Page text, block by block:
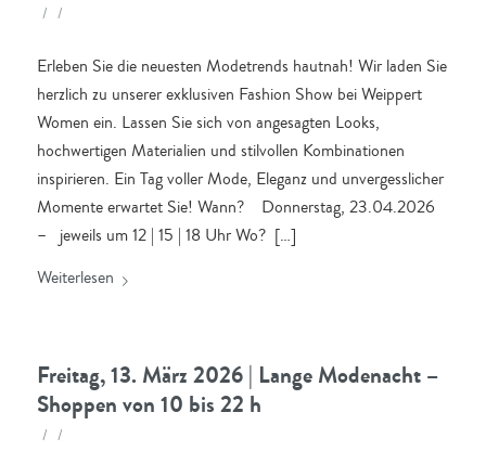
/ /
Erleben Sie die neuesten Modetrends hautnah! Wir laden Sie
herzlich zu unserer exklusiven Fashion Show bei Weippert
Women ein. Lassen Sie sich von angesagten Looks,
hochwertigen Materialien und stilvollen Kombinationen
inspirieren. Ein Tag voller Mode, Eleganz und unvergesslicher
Momente erwartet Sie! Wann? Donnerstag, 23.04.2026
– jeweils um 12 | 15 | 18 Uhr Wo? […]
Weiterlesen
Freitag, 13. März 2026 | Lange Modenacht –
Shoppen von 10 bis 22 h
/ /